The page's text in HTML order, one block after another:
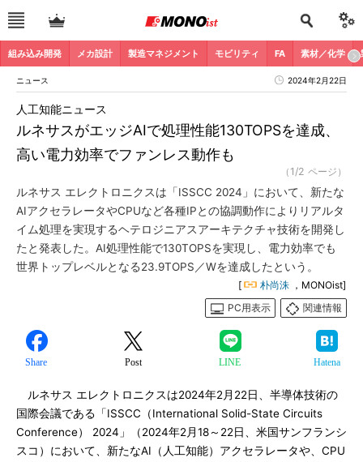
組み込み開発 メカ設計 製造マネジメント モビリティ FA 素材／化学
ニュース 2024年2月22日
ルネサスがエッジAIで処理性能130TOPSを達成、
高い電力効率でファンレス動作も
人工知能ニュース
（1/2 ページ）
ルネサス エレクトロニクスは「ISSCC 2024」において、新たな
AIアクセラレータやCPUなど各種IPとの協調動作によりリアルタ
イム処理を実現するヘテロジニアスアーキテクチャ技術を開発し
たと発表した。AI処理性能で130TOPSを実現し、電力効率でも
世界トップレベルとなる23.9TOPS／Wを達成したという。
[ 朴尚洙 ，MONOist]
PC用表示
関連情報
Share Post LINE Hatena
ルネサス エレクトロニクスは2024年2月22日、半導体技術の
国際会議である「ISSCC（International Solid-State Circuits
Conference） 2024」（2024年2月18～22日、米国サンフランシ
スコ）において、新たなAI（人工知能）アクセラレータや、CPU